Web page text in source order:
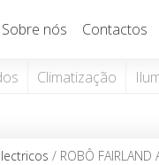
Sobre nós Contactos
Climatização
/ ROBÔ FAIRLAND